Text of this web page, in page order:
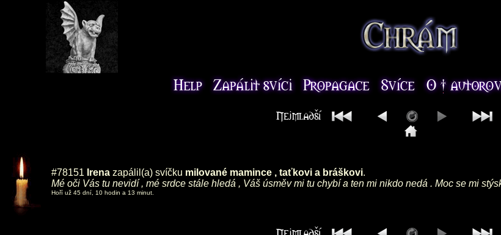
#78151 Irena zapálil(a) svíčku milované mamince , taťkovi a bráškovi.
Mé oči Vás tu nevidí , mé srdce stále hledá , Váš úsměv mi tu chybí a ten mi nikdo nedá . Moc se mi
Hoří už 45 dní, 10 hodin a 13 minut.